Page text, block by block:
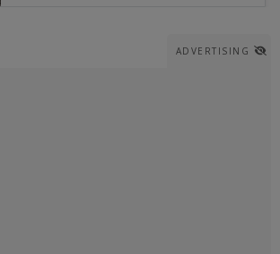
ADVERTISING